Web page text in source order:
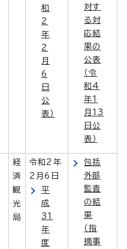
和
2
年
2
月
6
日
公
表）
対す
る対
応結
果の
公表
（令
和4
年1
月13
日公
表）
経
済
観
光
局
令和2年
2月6日
平
成
31
年
度
包括
外部
監査
の結
果
（指
摘事